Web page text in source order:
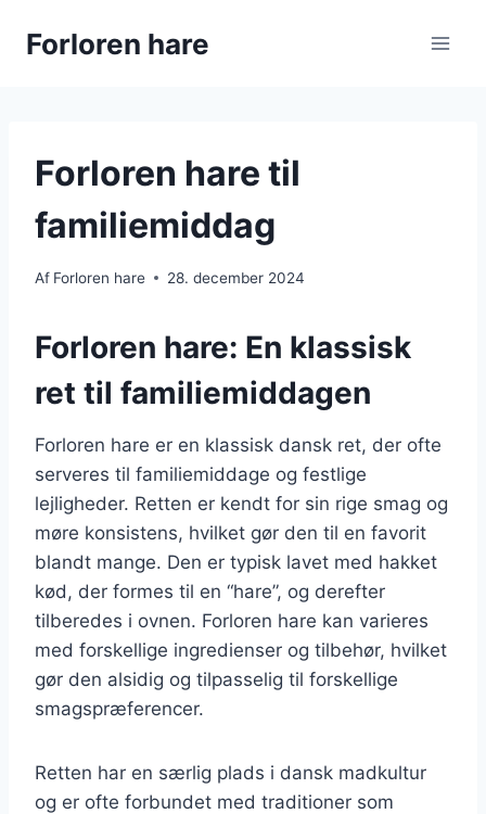
Forloren hare
Forloren hare til
familiemiddag
Af Forloren hare 28. december 2024
Forloren hare: En klassisk
ret til familiemiddagen
Forloren hare er en klassisk dansk ret, der ofte
serveres til familiemiddage og festlige
lejligheder. Retten er kendt for sin rige smag og
møre konsistens, hvilket gør den til en favorit
blandt mange. Den er typisk lavet med hakket
kød, der formes til en “hare”, og derefter
tilberedes i ovnen. Forloren hare kan varieres
med forskellige ingredienser og tilbehør, hvilket
gør den alsidig og tilpasselig til forskellige
smagspræferencer.
Retten har en særlig plads i dansk madkultur
og er ofte forbundet med traditioner som